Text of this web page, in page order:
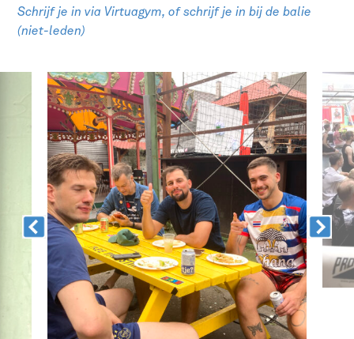
Schrijf je in via Virtuagym, of schrijf je in bij de balie
(niet-leden)
Featured Articles Carousel